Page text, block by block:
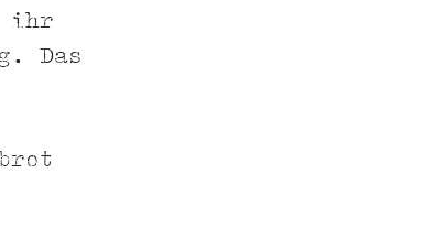
ihr
Das